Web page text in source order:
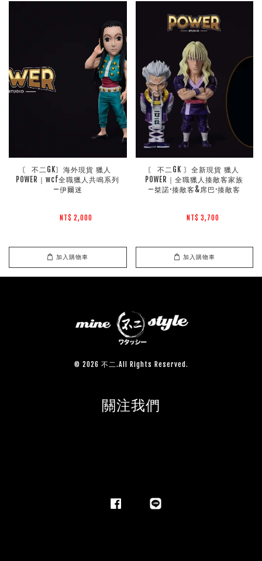
〘 不二GK〙海外現貨 獵人
POWER｜wcf全職獵人共鳴系列
—伊爾迷
NT$ 2,000
加入購物車
〘 不二GK 〙全新現貨 獵人
POWER｜全職獵人揍敵客家族
—桀諾·揍敵客&席巴·揍敵客
NT$ 3,700
加入購物車
© 2026 不二.All Rights Reserved.
關注我們